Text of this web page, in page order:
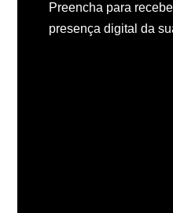
Preencha para
presença digital da